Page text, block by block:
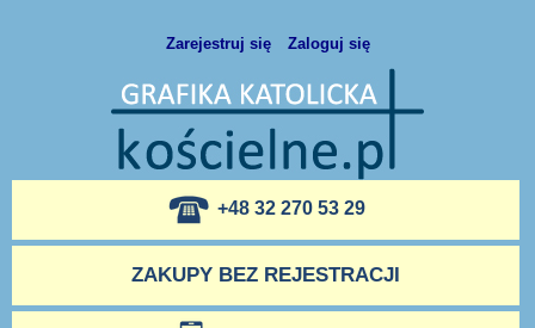
Zarejestruj się Zaloguj się
+48 32 270 53 29
ZAKUPY BEZ REJESTRACJI